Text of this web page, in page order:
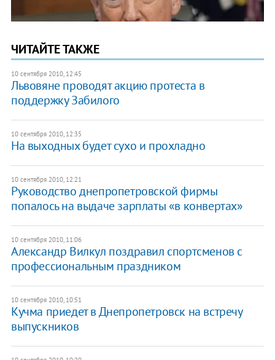
ЧИТАЙТЕ ТАКЖЕ
10 сентября 2010, 12:45
Львовяне проводят акцию протеста в
поддержку Забилого
10 сентября 2010, 12:35
На выходных будет сухо и прохладно
10 сентября 2010, 12:21
Руководство днепропетровской фирмы
попалось на выдаче зарплаты «в конвертах»
10 сентября 2010, 11:06
Александр Вилкул поздравил спортсменов с
профессиональным праздником
10 сентября 2010, 10:51
Кучма приедет в Днепропетровск на встречу
выпускников